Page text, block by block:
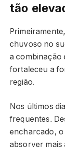
tão
chuvoso no
a combinação
fortaleceu a
região.
Nos últimos
frequentes.
encharcado, o
absorver mais